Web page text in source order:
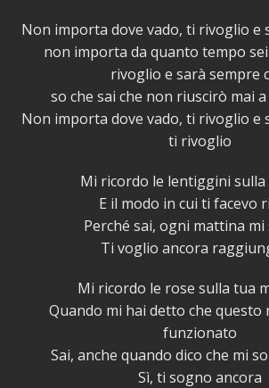
Non importa dove vado, ti rivoglio e
non importa da quanto tempo
rivoglio e sarà sempre
so che sai che non riuscirò mai
Non importa dove vado, ti rivoglio e
ti rivoglio
Mi ricordo le lentiggini sulla
E il modo in cui ti facevo
Perché sai, ogni mattina mi
Ti voglio ancora
Mi ricordo le rose sulla tua
Quando mi hai detto che questo
funzionato
Sai, anche quando dico che mi
Sì, ti sogno ancora